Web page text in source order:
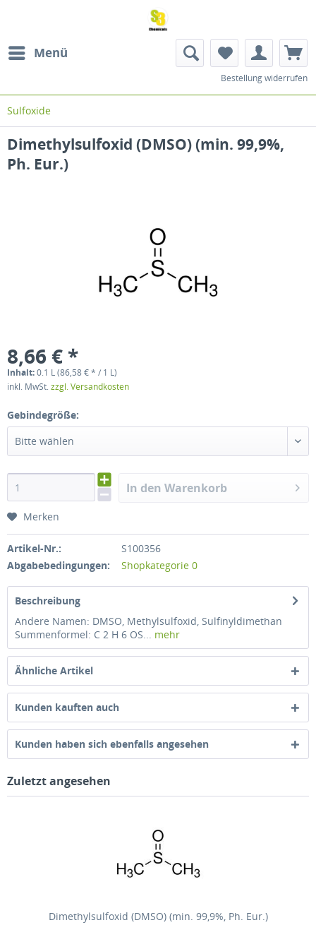
Menü
Bestellung widerrufen
Sulfoxide
Dimethylsulfoxid (DMSO) (min. 99,9%,
Ph. Eur.)
8,66 € *
Inhalt:0.1 L (86,58 € * / 1 L)
inkl. MwSt.zzgl. Versandkosten
Gebindegröße:
Bitte wählen
In den Warenkorb
Merken
Artikel-Nr.:
S100356
Abgabebedingungen:
Shopkategorie 0
Beschreibung
Andere Namen: DMSO, Methylsulfoxid, Sulfinyldimethan
Summenformel: C 2 H 6 OS... mehr
Ähnliche Artikel
Kunden kauften auch
Kunden haben sich ebenfalls angesehen
Zuletzt angesehen
Dimethylsulfoxid (DMSO) (min. 99,9%, Ph. Eur.)